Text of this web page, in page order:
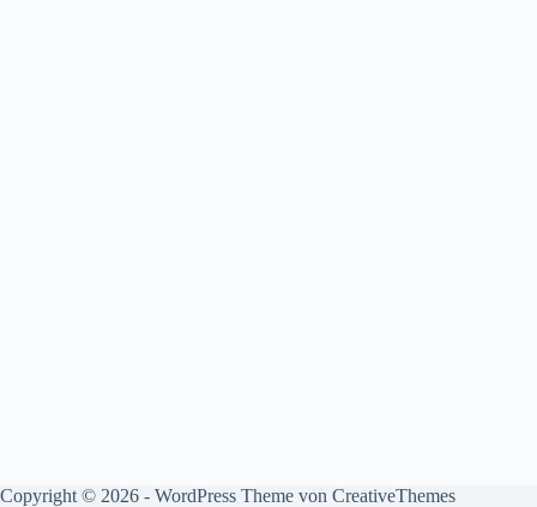
Copyright © 2026 - WordPress Theme von CreativeThemes